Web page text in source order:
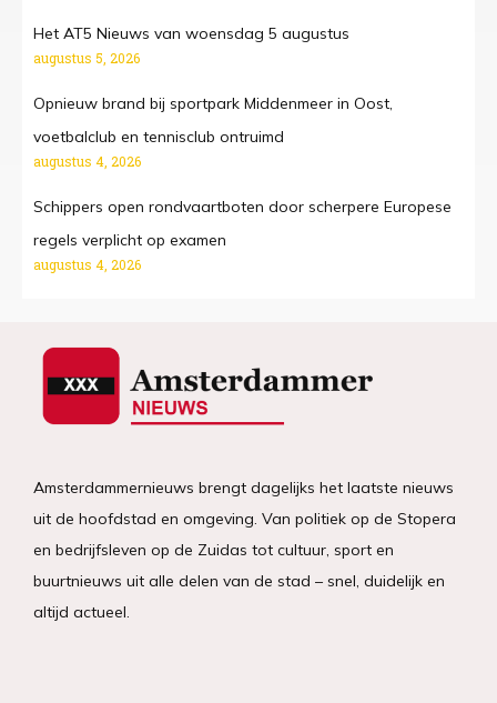
Het AT5 Nieuws van woensdag 5 augustus
augustus 5, 2026
Opnieuw brand bij sportpark Middenmeer in Oost,
voetbalclub en tennisclub ontruimd
augustus 4, 2026
Schippers open rondvaartboten door scherpere Europese
regels verplicht op examen
augustus 4, 2026
Amsterdammernieuws brengt dagelijks het laatste nieuws
uit de hoofdstad en omgeving. Van politiek op de Stopera
en bedrijfsleven op de Zuidas tot cultuur, sport en
buurtnieuws uit alle delen van de stad – snel, duidelijk en
altijd actueel.